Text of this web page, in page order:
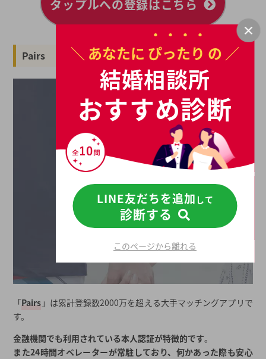
タップルへの登録はこちら
Pairs
「Pairs 」は累計登録数2000万を超える大手マッチングアプリで
す。
金融機関でも利用されている本人認証が特徴的です。
また24時間オペレーターが常駐しており、何かあった際も安心
＼ あなたに ぴったり の ／
結婚相談所
おすすめ診断
LINE友だちを追加 して
診断する
このページから離れる